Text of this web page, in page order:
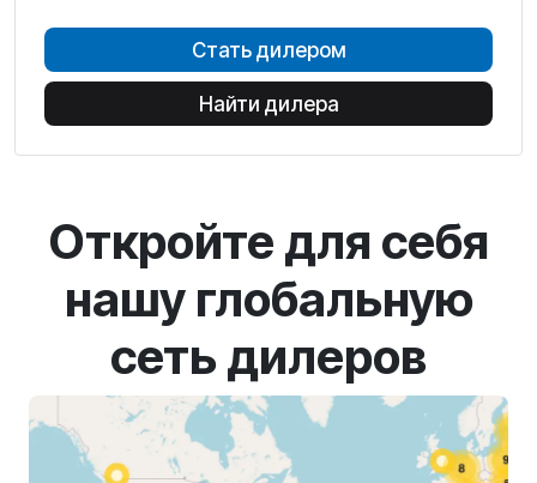
Стать дилером
Найти дилера
Откройте для себя
нашу глобальную
сеть дилеров